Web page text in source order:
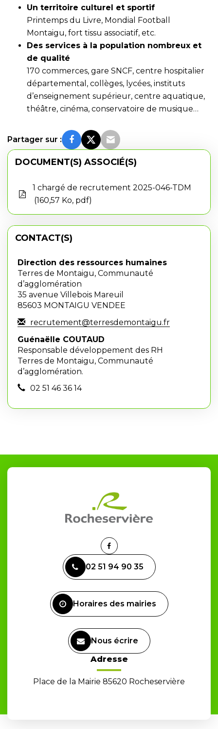
Un territoire culturel et sportif
Printemps du Livre, Mondial Football
Montaigu, fort tissu associatif, etc.
Des services à la population nombreux et
de qualité
170 commerces, gare SNCF, centre hospitalier
départemental, collèges, lycées, instituts
d’enseignement supérieur, centre aquatique,
théâtre, cinéma, conservatoire de musique…
Partager sur :
DOCUMENT(S) ASSOCIÉ(S)
1 chargé de recrutement 2025-046-TDM
160,57 Ko, pdf
CONTACT(S)
Direction des ressources humaines
Terres de Montaigu, Communauté
d’agglomération
35 avenue Villebois Mareuil
85603 MONTAIGU VENDEE
recrutement@terresdemontaigu.fr
Guénaëlle COUTAUD
Responsable développement des RH
Terres de Montaigu, Communauté
d’agglomération.
02 51 46 36 14
Lien
le
compte
02 51 94 90 35
Horaires des mairies
Nous écrire
Adresse
Place de la Mairie 85620 Rocheservière